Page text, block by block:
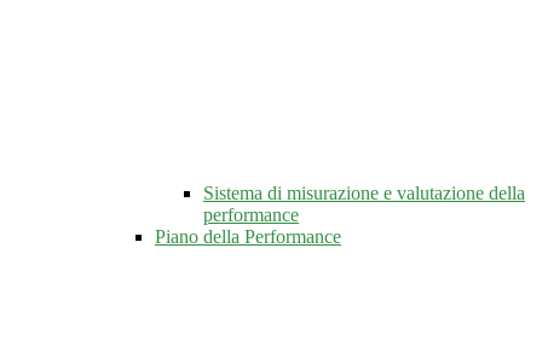
Sistema di misurazione e valutazione della
performance
Piano della Performance